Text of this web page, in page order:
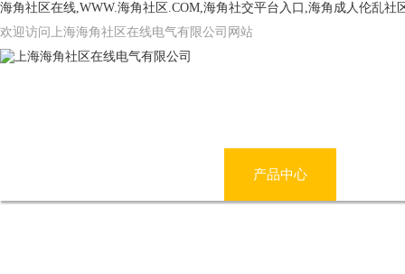
海角社区在线,WWW.海角社区.COM,海角社交平台入口,海角成人伦乱社
欢迎访问上海海角社区在线电气有限公司网站
产品中心